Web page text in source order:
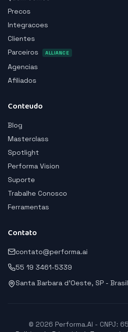
Precos
Integracoes
Clientes
Parceiros
ALLIANCE
Agencias
Afiliados
Conteudo
Blog
Masterclass
Spotlight
Performa Vision
Suporte
Trabalhe Conosco
Ferramentas
Contato
contato@performa.ai
55 19 3461-5339
Santa Barbara d'Oeste, SP - Brasil
© 2026 Performa.AI - CNPJ: